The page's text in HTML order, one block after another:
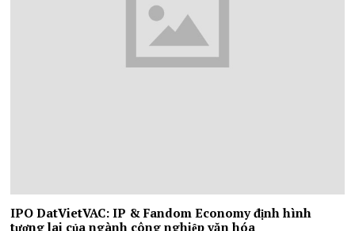
IPO DatVietVAC: IP & Fandom Economy định hình
tương lai của ngành công nghiệp văn hóa